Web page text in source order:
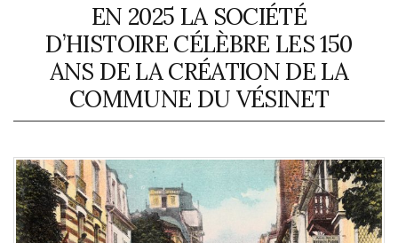
EN 2025 LA SOCIÉTÉ
D’HISTOIRE CÉLÈBRE LES 150
ANS DE LA CRÉATION DE LA
COMMUNE DU VÉSINET